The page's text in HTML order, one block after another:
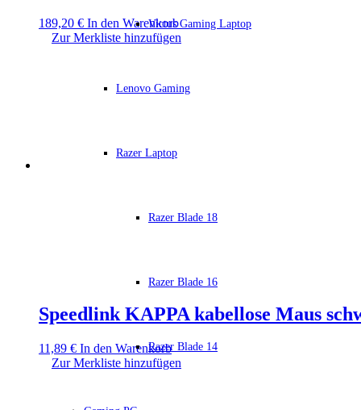
Victus Gaming Laptop
Lenovo Gaming
Razer Laptop
Razer Blade 18
Razer Blade 16
Razer Blade 14
189,20 € In den Warenkorb
Zur Merkliste hinzufügen
Speedlink KAPPA kabellose Maus
11,89 € In den Warenkorb
Zur Merkliste hinzufügen